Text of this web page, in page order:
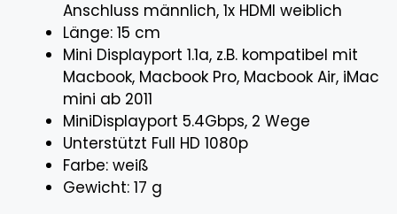
Anschluss männlich, 1x HDMI weiblich
Länge: 15 cm
Mini Displayport 1.1a, z.B. kompatibel mit
Macbook, Macbook Pro, Macbook Air, iMac
mini ab 2011
MiniDisplayport 5.4Gbps, 2 Wege
Unterstützt Full HD 1080p
Farbe: weiß
Gewicht: 17 g